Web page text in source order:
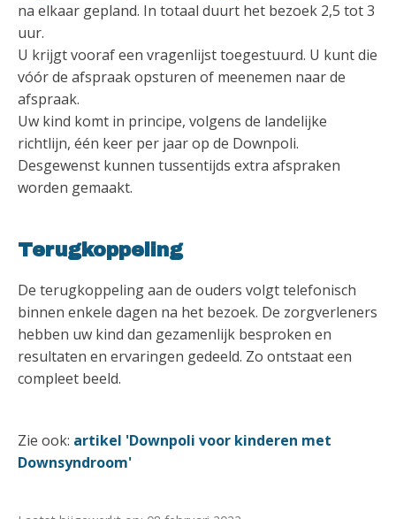
na elkaar gepland. In totaal duurt het bezoek 2,5 tot 3
uur.
U krijgt vooraf een vragenlijst toegestuurd. U kunt die
vóór de afspraak opsturen of meenemen naar de
afspraak.
Uw kind komt in principe, volgens de landelijke
richtlijn, één keer per jaar op de Downpoli.
Desgewenst kunnen tussentijds extra afspraken
worden gemaakt.
Terugkoppeling
De terugkoppeling aan de ouders volgt telefonisch
binnen enkele dagen na het bezoek. De zorgverleners
hebben uw kind dan gezamenlijk besproken en
resultaten en ervaringen gedeeld. Zo ontstaat een
compleet beeld.
Zie ook: artikel 'Downpoli voor kinderen met
Downsyndroom'